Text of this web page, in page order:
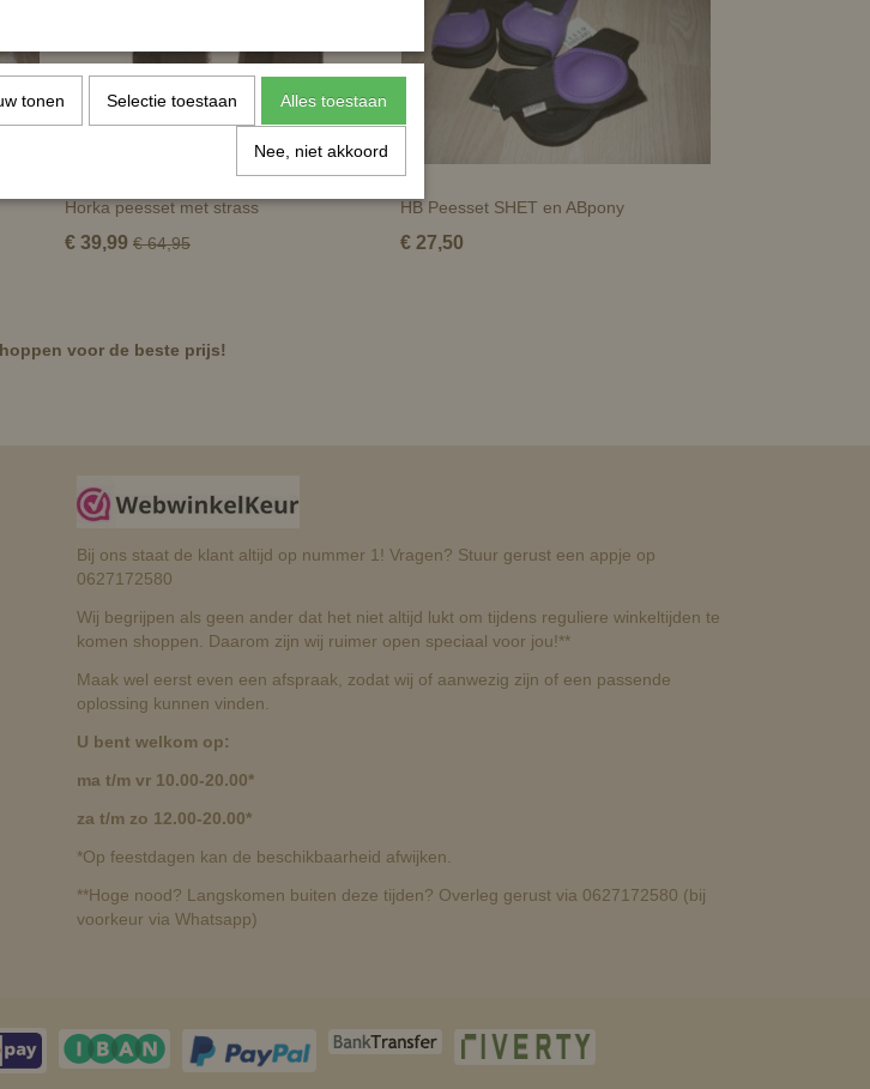
Horka peesset met strass
€ 39,99 € 64,95
HB Peesset SHET en ABpony
€ 27,50
voor de beste prijs!
Bij ons staat de klant altijd op nummer 1! Vragen? Stuur gerust een appje op
0627172580
Wij begrijpen als geen ander dat het niet altijd lukt om tijdens reguliere winkeltijden te
komen shoppen. Daarom zijn wij ruimer open speciaal voor jou!**
Maak wel eerst even een afspraak, zodat wij of aanwezig zijn of een passende
oplossing kunnen vinden.
U bent welkom op:
ma t/m vr 10.00-20.00*
za t/m zo 12.00-20.00*
*Op feestdagen kan de beschikbaarheid afwijken.
**Hoge nood? Langskomen buiten deze tijden? Overleg gerust via 0627172580 (bij
voorkeur via Whatsapp)
tonen Selectie toestaan Alles toestaan
Nee, niet akkoord